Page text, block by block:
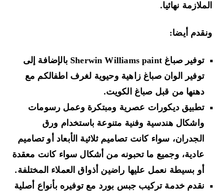
نهائيا.
أيضا:
توفير صباغ Sherwin Williams paint بالإضافة إلى
توفير الوان صباغ زاهية وحيوية لغرف اطفالكم مع
دهنها من قبل صباغ الكويت.
تطبيق ديكورات عصرية ومبتكرة وعمل رسومات
واشكال هندسية وفنية متنوعة باستخدام ورق
الجدران، سواء كانت تصاميم ثلاثية الأبعاد أو تصاميم
عادية، وجميع ما تحبونه من أشكال سواء كانت معقدة
أو بسيطة نعمل عليها راضين أذواق العملاء المختلفة.
نقدم خدمة تركيب جبس بورد مع توفيره بأنواع أصلية